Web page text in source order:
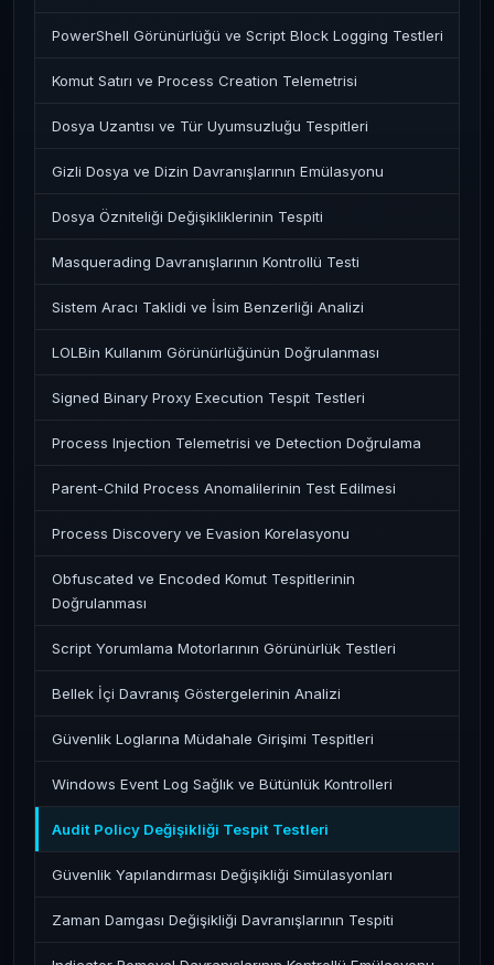
PowerShell Görünürlüğü ve Script Block Logging Testleri
Komut Satırı ve Process Creation Telemetrisi
Dosya Uzantısı ve Tür Uyumsuzluğu Tespitleri
Gizli Dosya ve Dizin Davranışlarının Emülasyonu
Dosya Özniteliği Değişikliklerinin Tespiti
Masquerading Davranışlarının Kontrollü Testi
Sistem Aracı Taklidi ve İsim Benzerliği Analizi
LOLBin Kullanım Görünürlüğünün Doğrulanması
Signed Binary Proxy Execution Tespit Testleri
Process Injection Telemetrisi ve Detection Doğrulama
Parent-Child Process Anomalilerinin Test Edilmesi
Process Discovery ve Evasion Korelasyonu
Obfuscated ve Encoded Komut Tespitlerinin
Doğrulanması
Script Yorumlama Motorlarının Görünürlük Testleri
Bellek İçi Davranış Göstergelerinin Analizi
Güvenlik Loglarına Müdahale Girişimi Tespitleri
Windows Event Log Sağlık ve Bütünlük Kontrolleri
Audit Policy Değişikliği Tespit Testleri
Güvenlik Yapılandırması Değişikliği Simülasyonları
Zaman Damgası Değişikliği Davranışlarının Tespiti